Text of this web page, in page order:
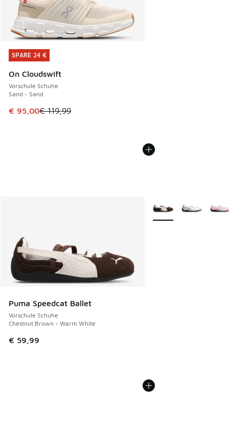
SPARE 24 €
On Cloudswift
Vorschule Schuhe
Sand - Sand
Dieser Artikel ist im Sale. Der Preis ist von € 119,99 auf €
€ 95,00€ 119,99
SPARE 24 €
Puma Speedcat Ballet
Vorschule Schuhe
Chestnut Brown - Warm White
€ 59,99
Weitere Farben